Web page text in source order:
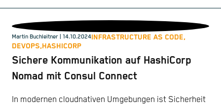
Martin Buchleitner | 14.10.2024INFRASTRUCTURE AS CODE,
DEVOPS,HASHICORP
Sichere Kommunikation auf HashiCorp
Nomad mit Consul Connect
In modernen cloudnativen Umgebungen ist Sicherheit